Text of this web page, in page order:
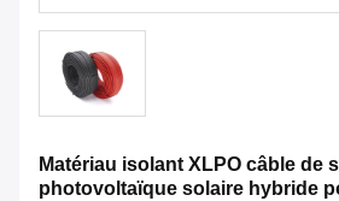
Matériau isolant XLPO câble de
photovoltaïque solaire hybride